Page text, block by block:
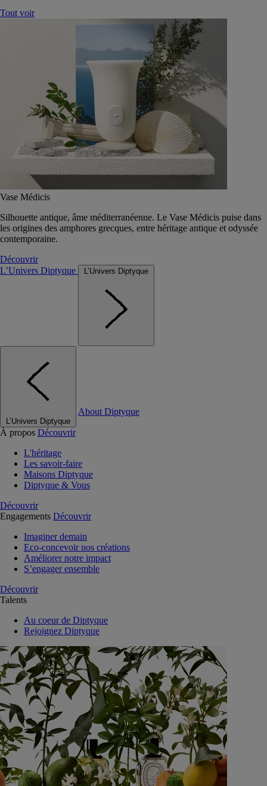
Tout voir
Vase Médicis
Silhouette antique, âme méditerranéenne. Le Vase Médicis puise dans
les origines des amphores grecques, entre héritage antique et odyssée
contemporaine.
Découvrir
L’Univers Diptyque
L’Univers Diptyque
L’Univers Diptyque
About Diptyque
À propos Découvrir
L'héritage
Les savoir-faire
Maisons Diptyque
Diptyque & Vous
Découvrir
Engagements Découvrir
Imaginer demain
Eco-concevoir nos créations
Améliorer notre impact
S’engager ensemble
Découvrir
Talents
Au coeur de Diptyque
Rejoignez Diptyque